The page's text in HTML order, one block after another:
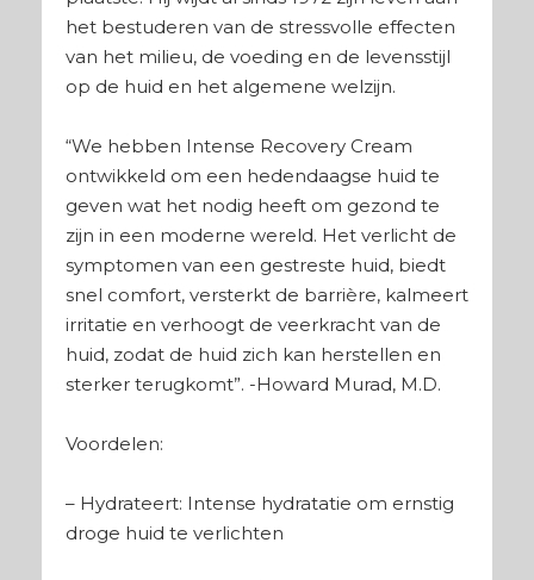
het bestuderen van de stressvolle effecten
van het milieu, de voeding en de levensstijl
op de huid en het algemene welzijn.
“We hebben Intense Recovery Cream
ontwikkeld om een hedendaagse huid te
geven wat het nodig heeft om gezond te
zijn in een moderne wereld. Het verlicht de
symptomen van een gestreste huid, biedt
snel comfort, versterkt de barrière, kalmeert
irritatie en verhoogt de veerkracht van de
huid, zodat de huid zich kan herstellen en
sterker terugkomt”. -Howard Murad, M.D.
Voordelen:
– Hydrateert: Intense hydratatie om ernstig
droge huid te verlichten